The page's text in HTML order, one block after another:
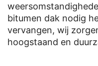
bitumen dak nodig
vervangen, wij
hoogstaand en